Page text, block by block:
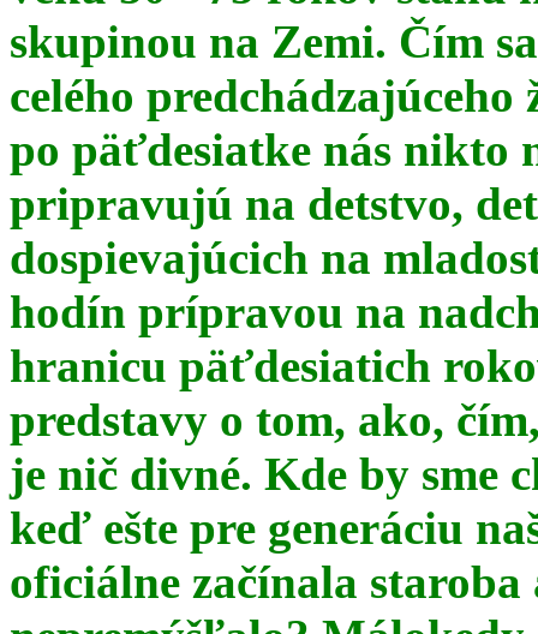
skupinou na Zemi. Čím
celého
po päťdesiatke nás nikto
pripravujú na detstvo,
dospievajúcich na
hodín prípravou na
hranicu päťdesiatich
predstavy o tom, ako,
je nič divné. Kde by sme
keď ešte pre generáciu
oficiálne začínala